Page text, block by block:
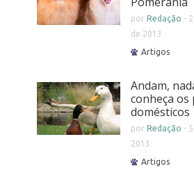
porRedação -
de 2013
Artigos
Andam,
conheça os
domésticos
porRedação -
2013
Artigos